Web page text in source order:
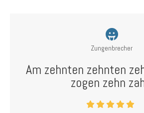
Zungenbrecher
Am zehnten zehnten
zogen zehn